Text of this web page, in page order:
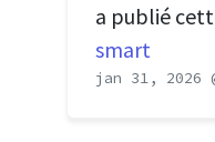
a publié
smart
jan 31, 2026